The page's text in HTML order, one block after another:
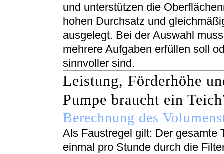
und unterstützen die
hohen Durchsatz und
ausgelegt. Bei der Auswahl
mehrere Aufgaben erfüllen soll
sinnvoller sind.
Leistung, Förderhöhe
Pumpe braucht ein
Berechnung des
Als Faustregel gilt: Der gesamte
einmal pro Stunde durch die